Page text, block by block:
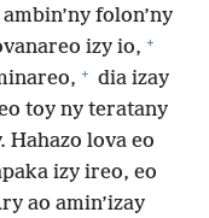
folon’ny
izy io, +
+ dia izay
toy ny teratany
Hahazo lova eo
izy ireo, eo
ao amin’izay